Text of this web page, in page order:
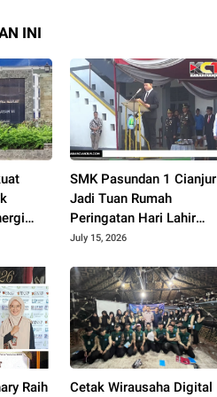
INI
SMK Pasundan 1 Cianjur
Jadi Tuan Rumah
Peringatan Hari Lahir
Pancasila Tingkat
July 15, 2026
Raih Cetak Wirausaha Digital